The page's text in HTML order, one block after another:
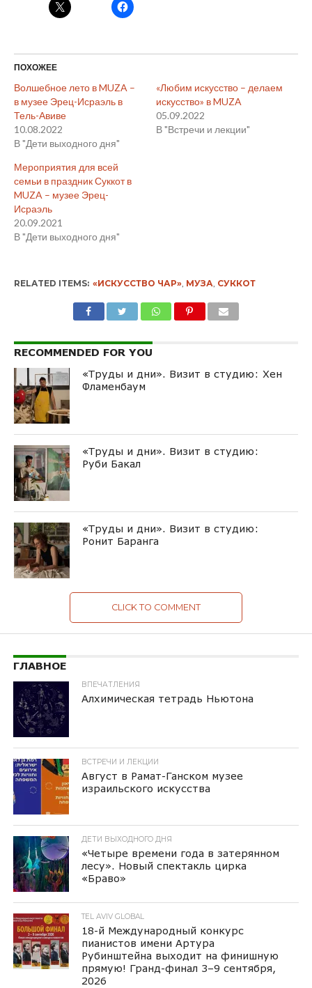
ПОХОЖЕЕ
Волшебное лето в MUZA –
в музее Эрец-Исраэль в
Тель-Авиве
10.08.2022
В "Дети выходного дня"
«Любим искусство – делаем
искусство» в MUZA
05.09.2022
В "Встречи и лекции"
Мероприятия для всей
семьи в праздник Суккот в
MUZA – музее Эрец-
Исраэль
20.09.2021
В "Дети выходного дня"
RELATED ITEMS: «ИСКУССТВО ЧАР», МУЗА, СУККОТ
RECOMMENDED FOR YOU
«Труды и дни». Визит в студию: Хен
Фламенбаум
«Труды и дни». Визит в студию:
Руби Бакал
«Труды и дни». Визит в студию:
Ронит Баранга
CLICK TO COMMENT
ГЛАВНОЕ
ВПЕЧАТЛЕНИЯ
Алхимическая тетрадь Ньютона
ВСТРЕЧИ И ЛЕКЦИИ
Август в Рамат-Ганском музее
израильского искусства
ДЕТИ ВЫХОДНОГО ДНЯ
«Четыре времени года в затерянном
лесу». Новый спектакль цирка
«Браво»
TEL AVIV GLOBAL
18-й Международный конкурс
пианистов имени Артура
Рубинштейна выходит на финишную
прямую! Гранд-финал 3–9 сентября,
2026